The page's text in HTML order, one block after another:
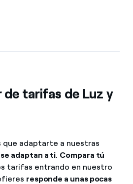
tarifas de Luz y
que adaptarte a nuestras
se adaptan a ti. Compara tú
tarifas entrando en nuestro
responde a unas pocas